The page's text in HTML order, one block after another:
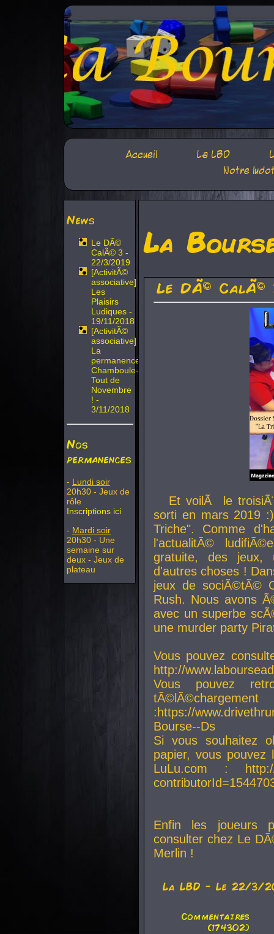
Accueil La LBD
Notre
News
Le DÃ©
CalÃ© 3 -
22/3/2019
[ActivitÃ©
associative]
Les
Plaisirs
Ludiques -
19/11/2018
[ActivitÃ©
associative]
La
permanence
Chamboule-
Tout de
Novembre
! -
3/11/2018
Nos
permanences
- Lundi soir
20h30 - Jeux de
rôle
Inscriptions ici
- Mardi soir
20h30 - Une
semaine sur
deux - Jeux de
plateau
La
Le DÃ© CalÃ©
Et voilÃ le
sorti en mars 2019
Triche". Comme
l'actualitÃ©
gratuite, des jeux,
d'autres choses !
jeux de sociÃ©tÃ©
Rush. Nous avons
avec un superbe
une murder party
Vous pouvez
http://
Vous pouvez
:https://
Bourse--Ds
Si vous souhaitez
papier, vous
LuLu.com : http://
Enfin les joueurs
consulter chez Le
Merlin !
La LBD - Le 22/3/
Commentaires
(174302)